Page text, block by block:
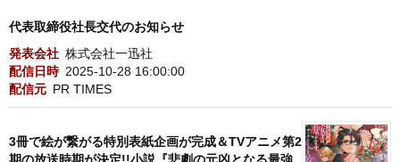
代表取締役社長交代のお知らせ
発表会社 株式会社一迅社
配信日時 2025-10-28 16:00:00
配信元 PR TIMES
3冊で絵が繋がる特別表紙企画が完成＆TVアニメ第2